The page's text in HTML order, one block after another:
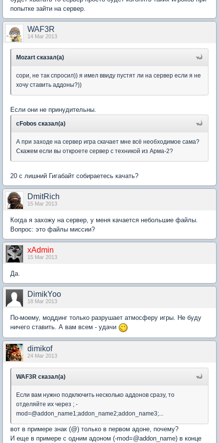
попытке зайти на сервер.
WAF3R
14 Mar 2013
Mozart сказал(а)
сори, не так спросил)) я имел ввиду пустят ли на сервер если я не
хочу ставить аддоны?))
Если они не принудительны.
cFobos сказал(а)
А при заходе на сервер игра скачает мне всё необходимое сама?
Скажем если вы откроете сервер с техникой из Арма-2?
20 с лишний Гигабайт собираетесь качать?
DmitRich
15 Mar 2013
Когда я захожу на сервер, у меня качается небольшие файлы.
Вопрос: это файлы миссии?
xAdmin
15 Mar 2013
Да.
DimikYoo
18 Mar 2013
По-моему, моддинг только разрушает атмосферу игры. Не буду
ничего ставить. А вам всем - удачи
dimikof
24 Mar 2013
WAF3R сказал(а)
Если вам нужно подключить несколько аддонов сразу, то
отделяйте их через ; -
mod=@addon_name1;addon_name2;addon_name3;...
вот в примере знак (@) только в первом адоне, почему?
И еще в примере с одним адоном (-mod=@addon_name) в конце